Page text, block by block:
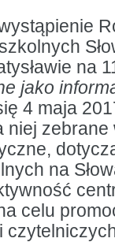
na
jako
4 maja
niej
na
celu